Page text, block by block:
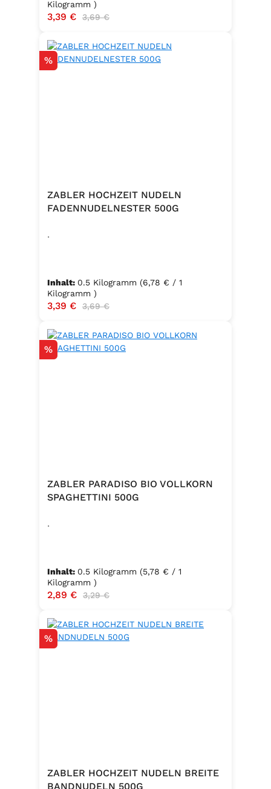
Kilogramm )
Verkaufspreis:
3,39 € Regulärer Preis:
3,69 €
Rabatt
%
ZABLER HOCHZEIT NUDELN
FADENNUDELNESTER 500G
.
Inhalt: 0.5 Kilogramm (6,78 € / 1
Kilogramm )
Verkaufspreis:
3,39 € Regulärer Preis:
3,69 €
Rabatt
%
ZABLER PARADISO BIO VOLLKORN
SPAGHETTINI 500G
.
Inhalt: 0.5 Kilogramm (5,78 € / 1
Kilogramm )
Verkaufspreis:
2,89 € Regulärer Preis:
3,29 €
Rabatt
%
ZABLER HOCHZEIT NUDELN BREITE
BANDNUDELN 500G